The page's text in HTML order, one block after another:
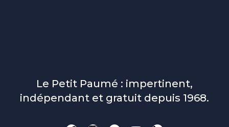
Le Petit Paumé : impertinent,
indépendant et gratuit depuis 1968.